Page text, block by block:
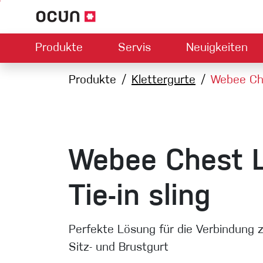
Produkte
Kletterschuhe
Bouldermatten
Via ferrata
Schlingen
Helme
Hardware
Karabiner
Servis
Händlersuche Kontakt Downloads
Neuigkeiten
Climbing
Über uns
Produkte Klettergurte Webee
Webee Chest
Tie-in sling
Perfekte Lösung für die Verbindung
Sitz- und Brustgurt